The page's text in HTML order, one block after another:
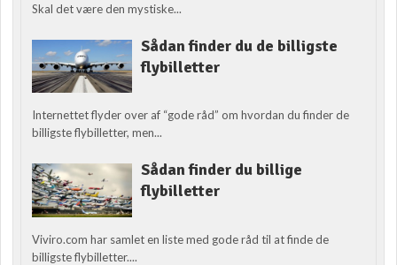
Skal det være den mystiske...
Sådan finder du de billigste
flybilletter
Internettet flyder over af “gode råd” om hvordan du finder de
billigste flybilletter, men...
Sådan finder du billige
flybilletter
Viviro.com har samlet en liste med gode råd til at finde de
billigste flybilletter....